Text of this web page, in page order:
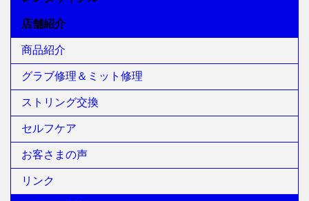
店舗紹介
商品紹介
グラブ修理＆ミット修理
ストリング交換
セルフケア
お客さまの声
リンク